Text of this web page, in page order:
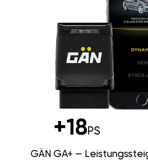
+18PS
GÄN GA+ —